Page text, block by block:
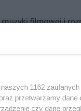
filmowej i
i w
swoją
1162
przetwarzamy dane
czy dane